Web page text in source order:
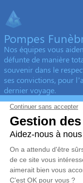
Pompes
Nos équipes vous
défunte de manière
souvenir dans le
ses convictions, pour
dernier voyage.
Obtenez un devis